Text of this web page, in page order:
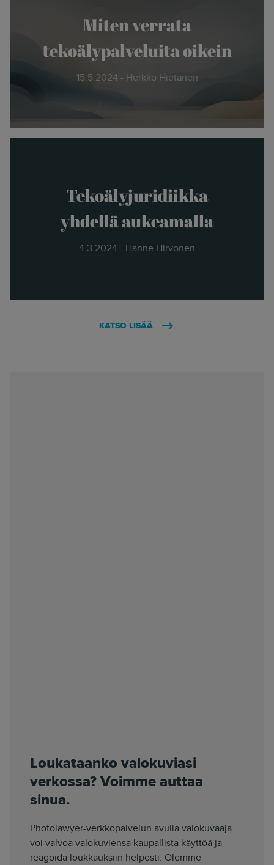
Miten verrata
tekoälypalveluita oikein
15.5.2024 - Herkko Hietanen
Tekoälyjuridiikka
yhdellä aukeamalla
4.3.2024 - Hanne Hirvonen
KATSO LISÄÄ
Loukataanko valokuviasi
verkossa? Voimme auttaa
sinua.
Photolawyer-verkkopalvelun avulla valokuvaaja
voi valvoa valokuviensa kaupallista käyttöä ja
reagoida loukkauksiin helposti. Olemme